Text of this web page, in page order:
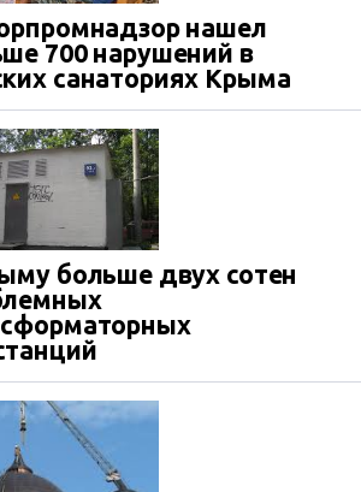
нашел
700 нарушений в
санаториях Крыма
больше двух сотен